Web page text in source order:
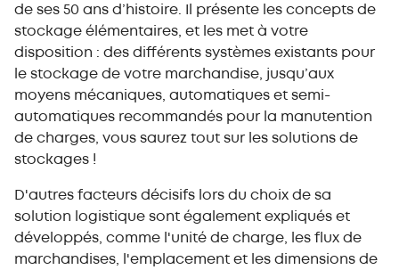
de ses 50 ans d’histoire. Il présente les concepts de
stockage élémentaires, et les met à votre
disposition : des différents systèmes existants pour
le stockage de votre marchandise, jusqu’aux
moyens mécaniques, automatiques et semi-
automatiques recommandés pour la manutention
de charges, vous saurez tout sur les solutions de
stockages !
D'autres facteurs décisifs lors du choix de sa
solution logistique sont également expliqués et
développés, comme l'unité de charge, les flux de
marchandises, l'emplacement et les dimensions de